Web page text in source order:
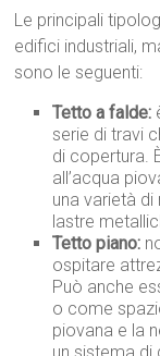
Le principali
edifici industriali,
sono le seguenti:
Tetto a falde:
serie di travi
di copertura.
all’acqua
una varietà
lastre
Tetto piano:
ospitare
Può anche
o come
piovana e la